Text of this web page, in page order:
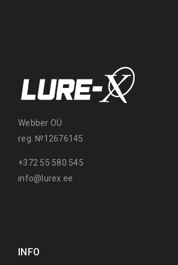
Webber OÜ
reg. №12676145
+372 55 580 545
info@lurex.ee
INFO